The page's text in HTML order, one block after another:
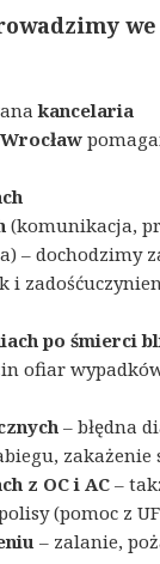
we
kancelaria
(komunikacja,
– dochodzimy
i
po śmierci
ofiar
– błędna
zakażenie
z OC i AC –
(pomoc z
– zalanie,